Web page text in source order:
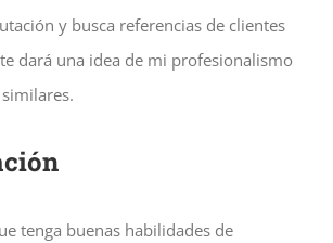
y busca referencias de clientes
dará una idea de mi profesionalismo
tenga buenas habilidades de